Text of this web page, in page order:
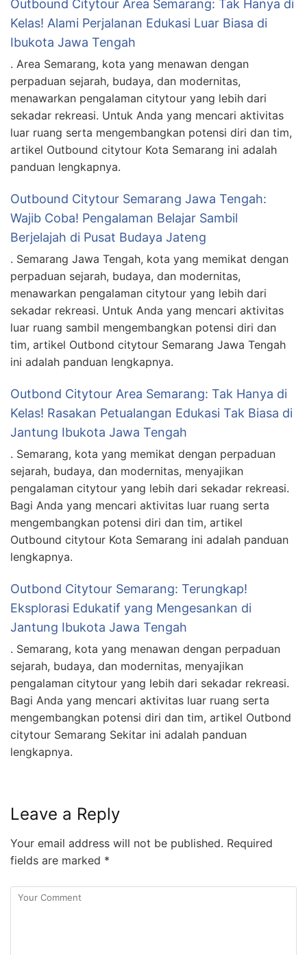
Outbound Citytour Area Semarang: Tak Hanya di
Kelas! Alami Perjalanan Edukasi Luar Biasa di
Ibukota Jawa Tengah
. Area Semarang, kota yang menawan dengan
perpaduan sejarah, budaya, dan modernitas,
menawarkan pengalaman citytour yang lebih dari
sekadar rekreasi. Untuk Anda yang mencari aktivitas
luar ruang serta mengembangkan potensi diri dan tim,
artikel Outbound citytour Kota Semarang ini adalah
panduan lengkapnya.
Outbound Citytour Semarang Jawa Tengah:
Wajib Coba! Pengalaman Belajar Sambil
Berjelajah di Pusat Budaya Jateng
. Semarang Jawa Tengah, kota yang memikat dengan
perpaduan sejarah, budaya, dan modernitas,
menawarkan pengalaman citytour yang lebih dari
sekadar rekreasi. Untuk Anda yang mencari aktivitas
luar ruang sambil mengembangkan potensi diri dan
tim, artikel Outbond citytour Semarang Jawa Tengah
ini adalah panduan lengkapnya.
Outbond Citytour Area Semarang: Tak Hanya di
Kelas! Rasakan Petualangan Edukasi Tak Biasa di
Jantung Ibukota Jawa Tengah
. Semarang, kota yang memikat dengan perpaduan
sejarah, budaya, dan modernitas, menyajikan
pengalaman citytour yang lebih dari sekadar rekreasi.
Bagi Anda yang mencari aktivitas luar ruang serta
mengembangkan potensi diri dan tim, artikel
Outbound citytour Kota Semarang ini adalah panduan
lengkapnya.
Outbond Citytour Semarang: Terungkap!
Eksplorasi Edukatif yang Mengesankan di
Jantung Ibukota Jawa Tengah
. Semarang, kota yang menawan dengan perpaduan
sejarah, budaya, dan modernitas, menyajikan
pengalaman citytour yang lebih dari sekadar rekreasi.
Bagi Anda yang mencari aktivitas luar ruang serta
mengembangkan potensi diri dan tim, artikel Outbond
citytour Semarang Sekitar ini adalah panduan
lengkapnya.
Leave a Reply
Your email address will not be published. Required
fields are marked *